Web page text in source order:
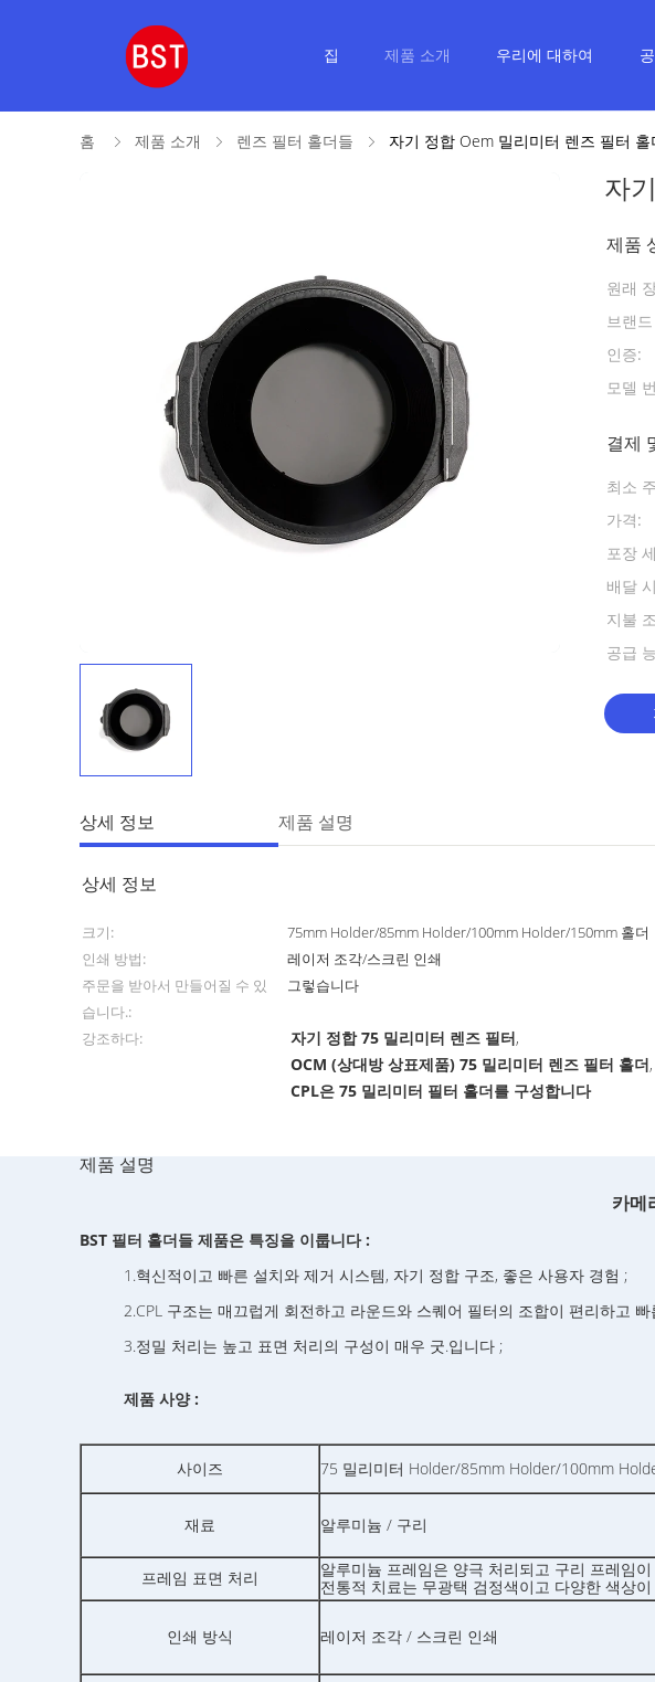
집 제품 소개 우리에 대하여
홈 제품 소개 렌즈 필터 홀더들 자기 정합 Oem 밀리미터 렌즈 필터 홀
자
제품
원래
브랜
인증:
모델
결제
최소
가격:
포장
배달
지불
공급
상세 정보 제품 설명
상세 정보
크기: 75mm Holder/85mm Holder/100mm Holder/150mm 홀더
인쇄 방법:
레이저 조각/스크린 인쇄
주문을 받아서 만들어질 수 있
습니다.:
그렇습니다
강조하다: 자기 정합 75 밀리미터 렌즈 필터,
OCM (상대방 상표제품) 75 밀리미터 렌즈 필터 홀더,
CPL은 75 밀리미터 필터 홀더를 구성합니다
제품 설명
카메
BST 필터 홀더들 제품은 특징을 이룹니다 :
1.혁신적이고 빠른 설치와 제거 시스템, 자기 정합 구조, 좋은 사용자 경험 ;
2.CPL 구조는 매끄럽게 회전하고 라운드와 스퀘어 필터의 조합이 편리하고 빠
3.정밀 처리는 높고 표면 처리의 구성이 매우 굿.입니다 ;
제품 사양 :
사이즈 75 밀리미터 Holder/85mm Holder/100mm
재료 알루미늄 / 구리
프레임 표면 처리
알루미늄 프레임은 양극 처리되고 구리 프레임
전통적 치료는 무광택 검정색이고 다양한 색상
인쇄 방식 레이저 조각 / 스크린 인쇄